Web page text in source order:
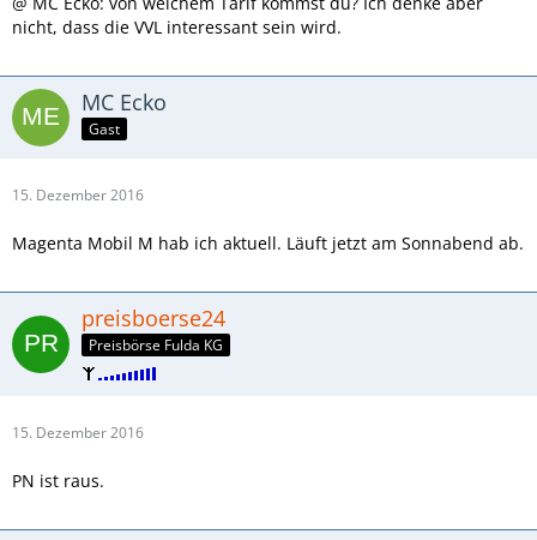
nicht, dass die VVL interessant sein wird.
MC Ecko
Gast
15. Dezember 2016
Magenta Mobil M hab ich aktuell. Läuft jetzt am Sonnabend ab.
preisboerse24
Preisbörse Fulda KG
15. Dezember 2016
PN ist raus.